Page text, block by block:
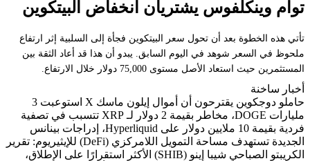
توأم وينكلفوس يشتريان انخفاض البيتكوين
تأتي هذه الخطوة بعد أن تحول سعر البيتكوين فجأة إلى السلبية إثر ارتفاع
ملحوظ في السعر شوهد في اليوم السابق. يبدو أن هذا قد أعاد الثقة بين
المستثمرين حيث استعاد الأصل مستوى 75,000 دولار خلال الارتفاع.
أخبار ساخنة
حاملو دوجكوين يقترحون أن أموال إيلون ماسك X استوعبت 3
مليارات DOGE، مخاطر بقيمة 2 دولار لـ XRP تتسبب في تصفية
فردية بقيمة 10 ملايين دولار على Hyperliquid، إدراجات بينانس
الجديدة تستهدف مساحة التمويل اللامركزي (DeFi) للإيثيريوم: تقرير
الكريبتو الصباحي شيبا إينو (SHIB) الأكثر استقرارًا على الإطلاق،